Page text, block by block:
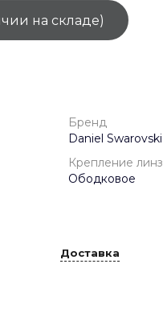
на складе)
Бренд
Daniel Swarovski
Крепление линз
Ободковое
Доставка